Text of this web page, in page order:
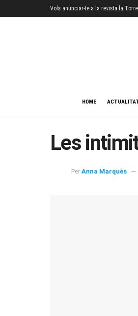
Vols anunciar-te a la revista la
HOME
Les
Per Anna Marquès